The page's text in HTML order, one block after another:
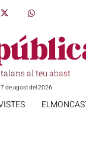
al teu abast
de agost del 2026